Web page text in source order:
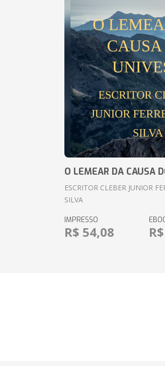
O LEMEAR DA CAUSA
ESCRITOR CLEBER JUNIOR
SILVA
IMPRESSO
R$ 54,08